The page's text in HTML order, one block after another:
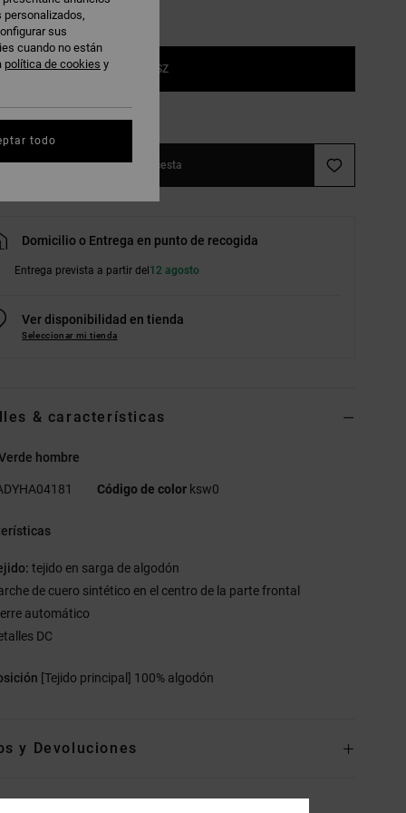
1SZ
Añadir a la cesta
Domicilio o Entrega en punto de recogida
Entrega prevista a partir del12 agosto
Ver disponibilidad en tienda
Seleccionar mi tienda
& características
hombre
Código de color ksw0
tejido en sarga de algodón
de cuero sintético en el centro de la parte frontal
automático
DC
[Tejido principal] 100% algodón
y Devoluciones
personalizados,
sus
cuando no están
política de cookies y
todo